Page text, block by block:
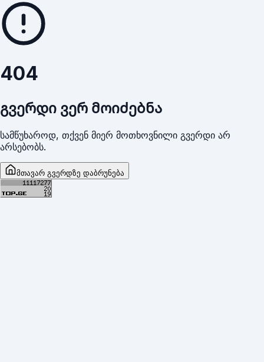
404
გვერდი ვერ მოიძებნა
სამწუხაროდ, თქვენ მიერ მოთხოვნილი გვერდი არ
არსებობს.
მთავარ გვერდზე დაბრუნება